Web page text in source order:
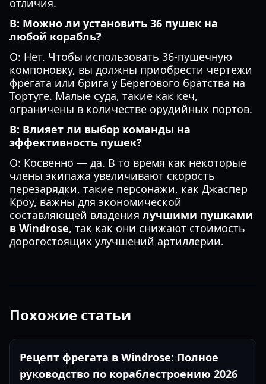
отличия.
В: Можно ли установить 36 пушек на
любой корабль?
О: Нет. Чтобы использовать 36-пушечную
компоновку, вы должны приобрести чертежи
фрегата или брига у Берегового братства на
Тортуге. Малые суда, такие как кеч,
ограничены в количестве орудийных портов.
В: Влияет ли выбор команды на
эффективность пушек?
О: Косвенно — да. В то время как некоторые
члены экипажа увеличивают скорость
перезарядки, такие персонажи, как Джаспер
Кроу, важны для экономической
составляющей владения лучшими пушками
в Windrose, так как они снижают стоимость
дорогостоящих улучшений артиллерии.
Похожие статьи
Рецепт фрегата в Windrose: Полное
руководство по кораблестроению 2026